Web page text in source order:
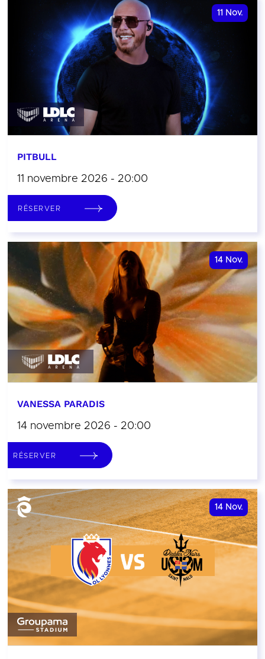
11 Nov.
PITBULL
11 novembre 2026 - 20:00
RÉSERVER
14 Nov.
VANESSA PARADIS
14 novembre 2026 - 20:00
RÉSERVER
14 Nov.